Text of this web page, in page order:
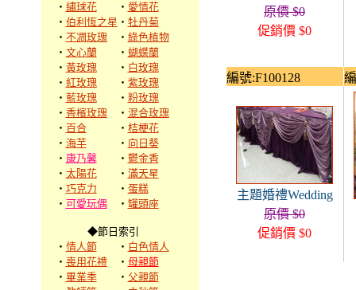
‧ 繡球花 ‧ 愛情花
‧ 伯利恆之星 ‧ 牡丹菊
‧ 不凋玫瑰 ‧ 綠色植物
‧ 文心蘭 ‧ 蝴蝶蘭
‧ 黃玫瑰 ‧ 白玫瑰
‧ 紅玫瑰 ‧ 紫玫瑰
‧ 藍玫瑰 ‧ 粉玫瑰
‧ 香檳玫瑰 ‧ 混合玫瑰
‧ 百合 ‧ 桔梗花
‧ 海芋 ‧ 向日葵
‧ 康乃馨 ‧ 鬱金香
‧ 太陽花 ‧ 滿天星
‧ 巧克力 ‧ 蛋糕
‧ 可愛玩偶 ‧ 罐頭座
◆節日索引
‧ 情人節 ‧ 白色情人
‧ 喪用花禮 ‧ 母親節
‧ 畢業季 ‧ 父親節
原價 $0
促銷價 $0
編號:F100128
主題婚禮Wedding
原價 $0
促銷價 $0